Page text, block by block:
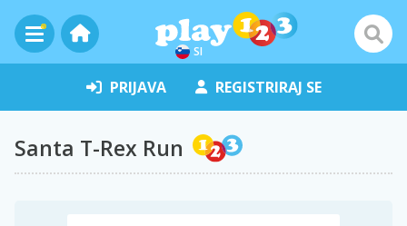
SI
PRIJAVA REGISTRIRAJ SE
Santa T-Rex Run